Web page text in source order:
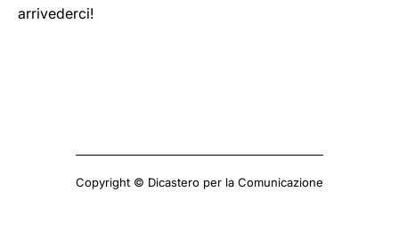
arrivederci!
Copyright © Dicastero per la Comunicazione